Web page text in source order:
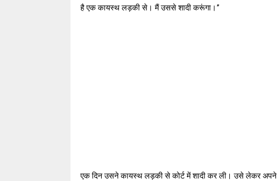
है एक कायस्थ लड़की से। मैं उससे शादी करूंगा।”
एक दिन उसने कायस्थ लड़की से कोर्ट में शादी कर ली। उसे लेकर